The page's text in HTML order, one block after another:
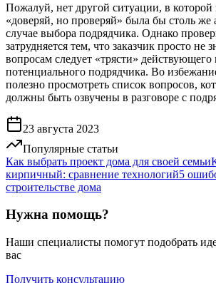
Пожалуй, нет другой ситуации, в которой
«доверяй, но проверяй» была бы столь же
случае выбора подрядчика. Однако
затрудняется тем, что заказчик просто не
вопросам следует «трясти» действующего
потенциального подрядчика. Во
полезно просмотреть список вопросов,
должны быть озвучены в разговоре с
23 августа 2023
Популярные статьи
Как выбрать проект дома для своей семьи
кирпичный: сравнение технологий5
строительстве дома
Нужна помощь?
Наши специалисты помогут подобрать
вас
Получить консультацию